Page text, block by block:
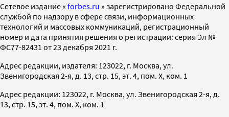
Cетевое издание « forbes.ru » зарегистрировано Федеральной
службой по надзору в сфере связи, информационных
технологий и массовых коммуникаций, регистрационный
номер и дата принятия решения о регистрации: серия Эл №
ФС77-82431 от 23 декабря 2021 г.
Адрес редакции, издателя: 123022, г. Москва, ул.
Звенигородская 2-я, д. 13, стр. 15, эт. 4, пом. X, ком. 1
Адрес редакции: 123022, г. Москва, ул. Звенигородская 2-я, д.
13, стр. 15, эт. 4, пом. X, ком. 1